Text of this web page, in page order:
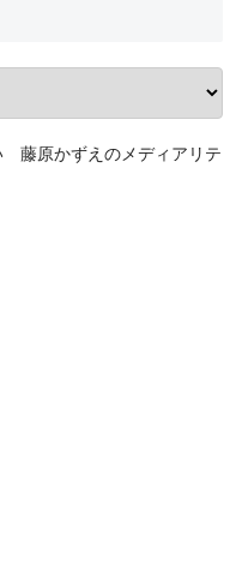
藤原かずえのメディアリテ